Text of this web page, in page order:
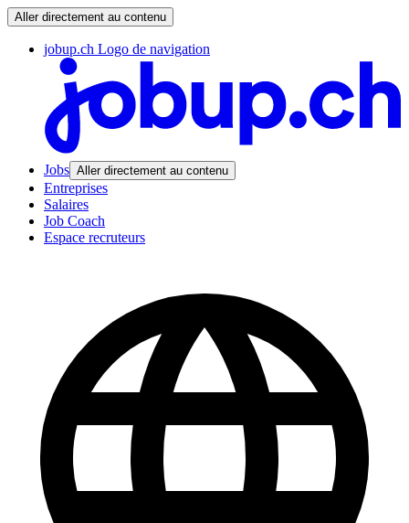
Aller directement au contenu
jobup.ch Logo de navigation
Jobs Aller directement au contenu
Entreprises
Salaires
Job Coach
Espace recruteurs